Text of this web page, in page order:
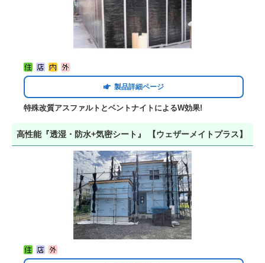
製品詳細ページ
特殊改質アスファルトとベントナイトによるW効果!
高性能『透湿・防水+気密シート』 【ウェザーメイトプラス】